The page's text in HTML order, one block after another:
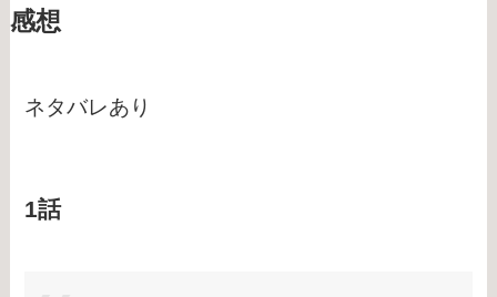
感想
ネタバレあり
1話